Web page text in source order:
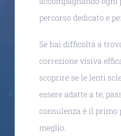
percorso dedicato e
Se hai difficoltà a
correzione visiva
scoprire se le lenti
essere adatte a te,
consulenza è il primo
meglio.